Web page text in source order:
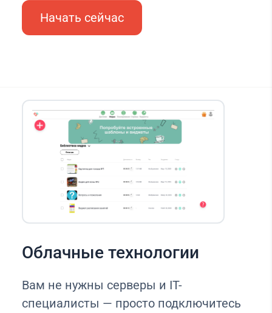
Начать сейчас
Облачные технологии
Вам не нужны серверы и IT-
специалисты — просто подключитесь